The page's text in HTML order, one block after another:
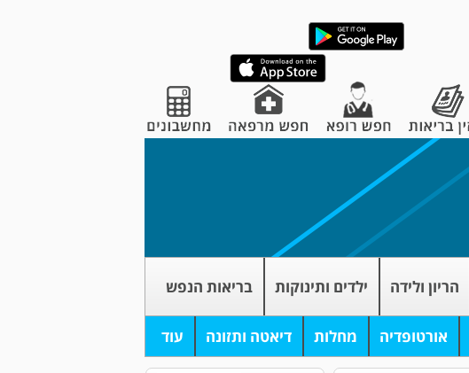
הריון ולידה ילדים ותינוקות בריאות הנפש
אורטופדיה מחלות דיאטה ותזונה עוד